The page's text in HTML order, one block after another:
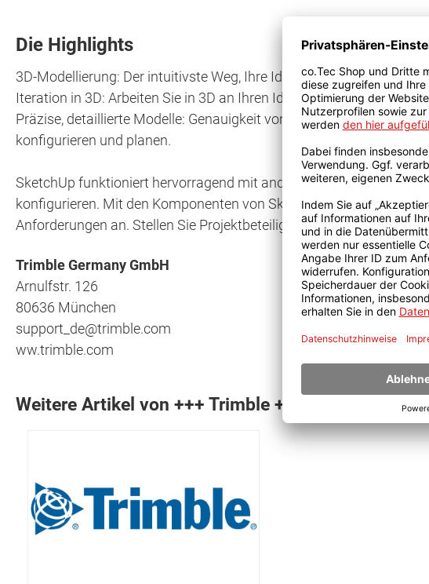
Die Highlights
3D-Modellierung: Der intuitivste Weg, Ihre Ideen in 3D zu
Iteration in 3D: Arbeiten Sie in 3D an Ihren Ideen. Entwickeln Sie
Präzise, detaillierte Modelle: Genauigkeit von Anfang an ist
konfigurieren und planen.
SketchUp funktioniert hervorragend mit anderen Tools Ihrer
konfigurieren. Mit den Komponenten von SketchUp arbeiten Sie
Anforderungen an. Stellen Sie Projektbeteiligten alle benötigten
Trimble Germany GmbH
Arnulfstr. 126
80636 München
support_de@trimble.com
ww.trimble.com
Weitere Artikel von +++ Trimble +++ ansehen